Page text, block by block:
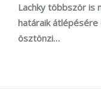
Lachky többször is
határaik
ösztönzi…